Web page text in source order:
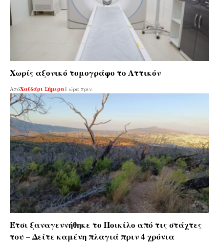
Χωρίς αξονικό τομογράφο το Αττικόν
ΑπόΧαϊδάρι Σήμερα 1 ώρα πριν
Έτσι ξαναγεννήθηκε το Ποικίλο από τις στάχτες
του – Δείτε καμένη πλαγιά πριν 4 χρόνια